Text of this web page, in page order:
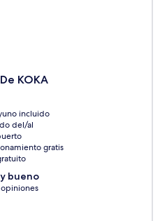
KOKA
incluido
del/al
gratis
bueno